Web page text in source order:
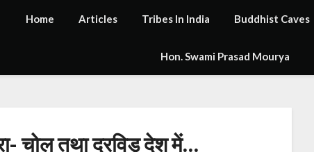
Home Articles Tribes In India Buddhist Caves
Hon. Swami Prasad Mourya
चोल तथा द्रविड़ देश में…